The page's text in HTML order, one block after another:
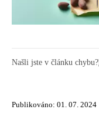
Našli jste v článku chybu?
Publikováno: 01. 07. 2024